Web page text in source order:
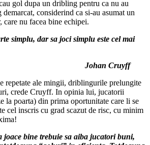
gol dupa un dribling pentru ca nu au
considerind ca si-au asumat un
care nu facea bine echipei.
simplu, dar sa joci simplu este cel mai
Cruyff
repetate ale mingii, driblingurile prelungite
crede Cruyff. In opinia lui, jucatorii
la poarta) din prima oportunitate care li se
cel inscris cu grad scazut de risc, cu minim
joace bine trebuie sa aiba jucatori buni,